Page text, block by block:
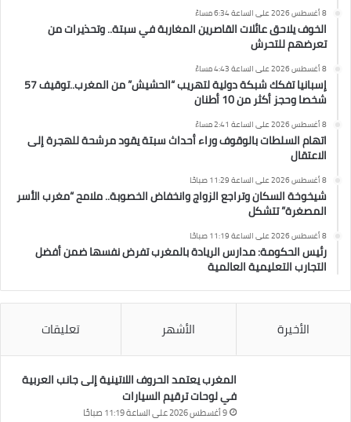
8 أغسطس 2026 على الساعة 6:34 مساءً
الخوف يلاحق عائلات القاصرين المغاربة في سبتة.. وتحذيرات من
تعرضهم للتحرش
8 أغسطس 2026 على الساعة 4:43 مساءً
إسبانيا تفكك شبكة دولية لتهريب “الحشيش” من المغرب..توقيف 57
شخصا وحجز أكثر من 10 أطنان
8 أغسطس 2026 على الساعة 2:41 مساءً
اتهام السلطات بالوقوف وراء أحداث سبتة يقود مرشحة للهجرة إلى
الاعتقال
8 أغسطس 2026 على الساعة 11:29 صباحًا
شيخوخة السكان وتراجع الزواج وانخفاض الخصوبة.. ملامح “مغرب الأسر
المصغرة” تتشكل
8 أغسطس 2026 على الساعة 11:19 صباحًا
رئيس الحكومة: مدارس الريادة بالمغرب تفرض نفسها ضمن أفضل
التجارب التعليمية العالمية
الأخيرة الأشهر تعليقات
المغرب يعتمد الحروف اللاتينية إلى جانب العربية
في لوحات ترقيم السيارات
9 أغسطس 2026 على الساعة 11:19 صباحًا